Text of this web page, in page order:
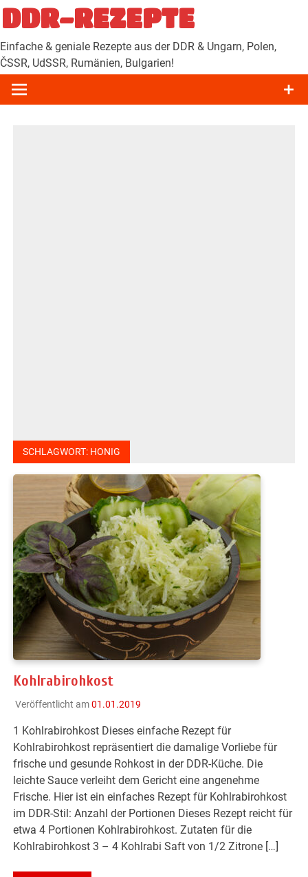
Zum
Inhalt
springen
DDR-REZEPTE
Einfache & geniale Rezepte aus der DDR & Ungarn, Polen,
ČSSR, UdSSR, Rumänien, Bulgarien!
SCHLAGWORT: HONIG
Kohlrabirohkost
Veröffentlicht am01.01.2019
1 Kohlrabirohkost Dieses einfache Rezept für
Kohlrabirohkost repräsentiert die damalige Vorliebe für
frische und gesunde Rohkost in der DDR-Küche. Die
leichte Sauce verleiht dem Gericht eine angenehme
Frische. Hier ist ein einfaches Rezept für Kohlrabirohkost
im DDR-Stil: Anzahl der Portionen Dieses Rezept reicht für
etwa 4 Portionen Kohlrabirohkost. Zutaten für die
Kohlrabirohkost 3 – 4 Kohlrabi Saft von 1/2 Zitrone […]